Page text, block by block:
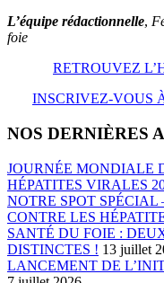
L’équipe rédactionnelle,
foie
RETROUVEZ
INSCRIVEZ-VOUS
NOS DERNIÈRES
JOURNÉE MONDIALE
HÉPATITES VIRALES
NOTRE SPOT
CONTRE LES
SANTÉ DU FOIE :
DISTINCTES ! 13 juillet
LANCEMENT DE